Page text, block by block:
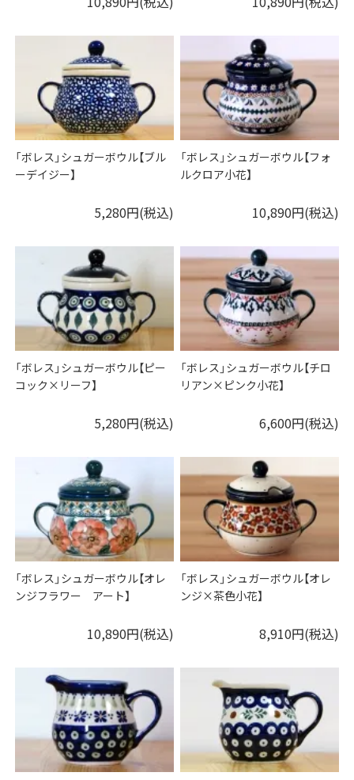
「ボレス」シュガーボウル【ブル
ーデイジー】
5,280円(税込)
「ボレス」シュガーボウル【フォ
ルクロア小花】
10,890円(税込)
「ボレス」シュガーボウル【ピー
コック×リーフ】
5,280円(税込)
「ボレス」シュガーボウル【チロ
リアン×ピンク小花】
6,600円(税込)
「ボレス」シュガーボウル【オレ
ンジフラワー アート】
10,890円(税込)
「ボレス」シュガーボウル【オレ
ンジ×茶色小花】
8,910円(税込)